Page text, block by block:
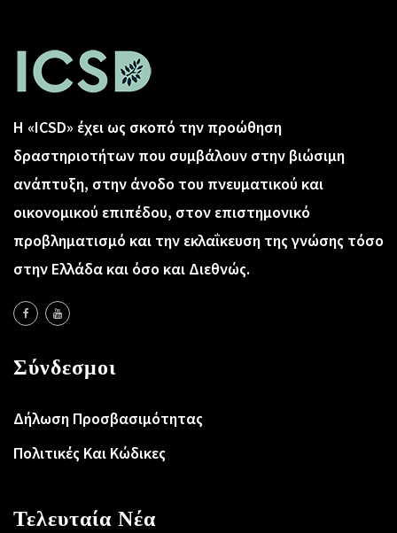
Η «ICSD» έχει ως σκοπό την προώθηση
δραστηριοτήτων που συμβάλουν στην βιώσιμη
ανάπτυξη, στην άνοδο του πνευματικού και
οικονομικού επιπέδου, στον επιστημονικό
προβληματισμό και την εκλαΐκευση της γνώσης τόσο
στην Ελλάδα και όσο και Διεθνώς.
Σύνδεσμοι
Δήλωση Προσβασιμότητας
Πολιτικές Και Κώδικες
Τελευταία Νέα